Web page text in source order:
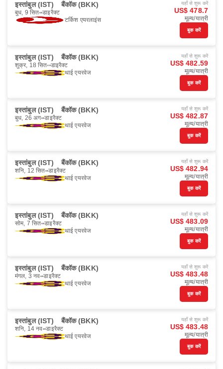
इस्तांबुल (IST) बैंकॉक (BKK)
बुध, 9 सित॰ डाइरैक्ट
टर्किश एयरलाइंस
यहाँ से शुरू करें
US$ 478.7
मूल्य/यात्री
बुक करें
इस्तांबुल (IST) बैंकॉक (BKK)
शुक्र, 18 सित॰ डाइरैक्ट
थाई एयरवेज
यहाँ से शुरू करें
US$ 482.59
मूल्य/यात्री
बुक करें
इस्तांबुल (IST) बैंकॉक (BKK)
बुध, 26 अग॰ डाइरैक्ट
थाई एयरवेज
यहाँ से शुरू करें
US$ 482.87
मूल्य/यात्री
बुक करें
इस्तांबुल (IST) बैंकॉक (BKK)
शनि, 12 सित॰ डाइरैक्ट
थाई एयरवेज
यहाँ से शुरू करें
US$ 482.94
मूल्य/यात्री
बुक करें
इस्तांबुल (IST) बैंकॉक (BKK)
सोम, 7 सित॰ डाइरैक्ट
थाई एयरवेज
यहाँ से शुरू करें
US$ 483.09
मूल्य/यात्री
बुक करें
इस्तांबुल (IST) बैंकॉक (BKK)
मंगल, 3 नव॰ डाइरैक्ट
थाई एयरवेज
यहाँ से शुरू करें
US$ 483.48
मूल्य/यात्री
बुक करें
इस्तांबुल (IST) बैंकॉक (BKK)
शनि, 14 नव॰ डाइरैक्ट
थाई एयरवेज
यहाँ से शुरू करें
US$ 483.48
मूल्य/यात्री
बुक करें